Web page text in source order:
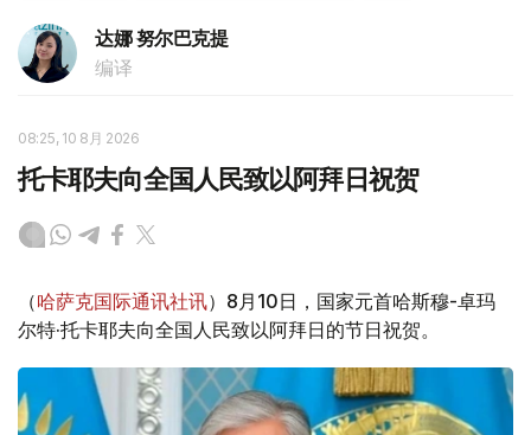
达娜 努尔巴克提
编译
08:25, 10 8月 2026
托卡耶夫向全国人民致以阿拜日祝贺
（哈萨克国际通讯社讯）8月10日，国家元首哈斯穆-卓玛
尔特·托卡耶夫向全国人民致以阿拜日的节日祝贺。